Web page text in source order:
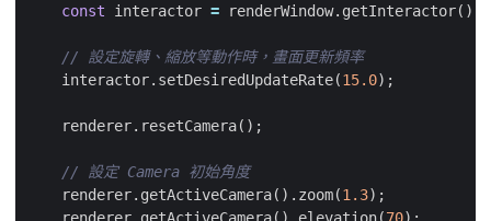
const
interactor = renderWindow. getInteractor();
interactor. setDesiredUpdateRate(15.0);
renderer. resetCamera();
renderer. getActiveCamera(). zoom(1.3);